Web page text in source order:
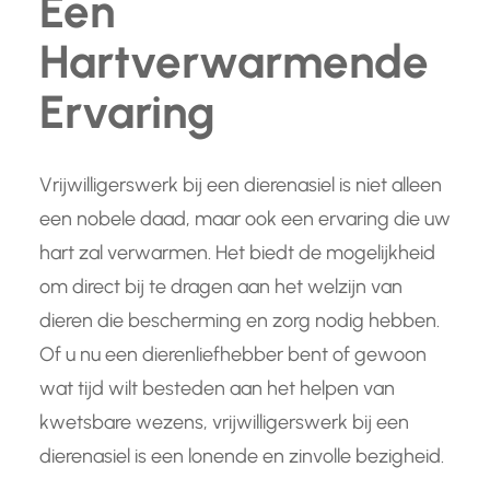
Een
Hartverwarmende
Ervaring
Vrijwilligerswerk bij een dierenasiel is niet alleen
een nobele daad, maar ook een ervaring die uw
hart zal verwarmen. Het biedt de mogelijkheid
om direct bij te dragen aan het welzijn van
dieren die bescherming en zorg nodig hebben.
Of u nu een dierenliefhebber bent of gewoon
wat tijd wilt besteden aan het helpen van
kwetsbare wezens, vrijwilligerswerk bij een
dierenasiel is een lonende en zinvolle bezigheid.